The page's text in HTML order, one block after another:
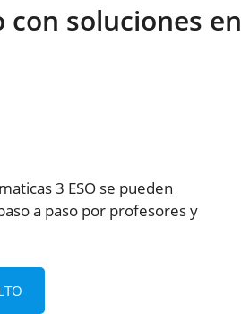
con soluciones en
3 ESO se pueden
a paso por profesores y